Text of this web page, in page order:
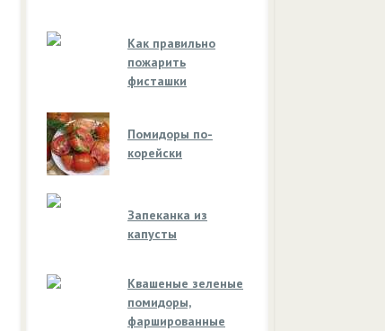
Как правильно
пожарить
фисташки
Помидоры по-
корейски
Запеканка из
капусты
Квашеные зеленые
помидоры,
фаршированные